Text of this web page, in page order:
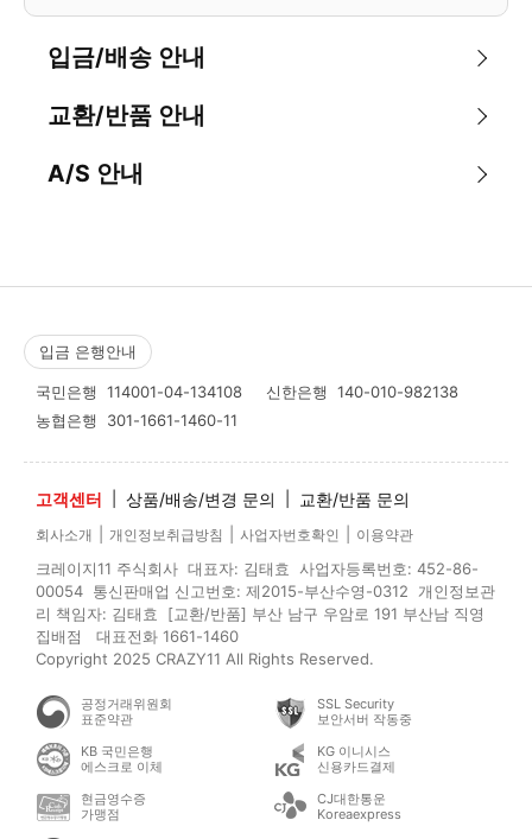
입금/배송 안내
교환/반품 안내
A/S 안내
입금 은행안내
국민은행 114001-04-134108 신한은행 140-010-982138
농협은행 301-1661-1460-11
고객센터 상품/배송/변경 문의 교환/반품 문의
회사소개 개인정보취급방침 사업자번호확인 이용약관
크레이지11 주식회사 대표자: 김태효 사업자등록번호: 452-86-
00054 통신판매업 신고번호: 제2015-부산수영-0312 개인정보관
리 책임자: 김태효 [교환/반품] 부산 남구 우암로 191 부산남 직영
집배점 대표전화 1661-1460
Copyright 2025 CRAZY11 All Rights Reserved.
공정거래위원회
표준약관
SSL Security
보안서버 작동중
KB 국민은행
에스크로 이체
KG 이니시스
신용카드결제
현금영수증
가맹점
CJ대한통운
Koreaexpress